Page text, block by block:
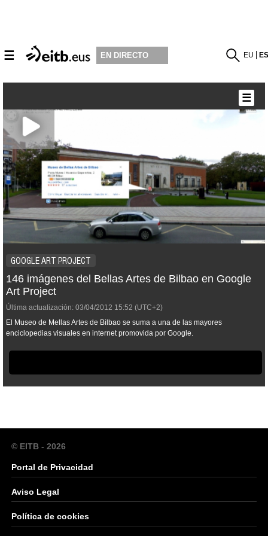
☰ EN DIRECTO EU
GOOGLE ART PROJECT
146 imágenes del Bellas Artes de Bilbao en Google
Art Project
Última actualización: 03/04/2012 15:52 (UTC+2)
El Museo de Mellas Artes de Bilbao se suma a una de las mayores
enciclopedias visuales en internet promovida por Google.
☰
© EITB - 2026
Portal de Privacidad
Aviso Legal
Política de cookies